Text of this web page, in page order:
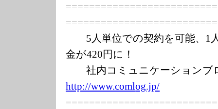
===============
===============
5人単位での契約を可能、1
金が420円に！
社内コミュニケーションブ
http://www.comlog.jp/
===============